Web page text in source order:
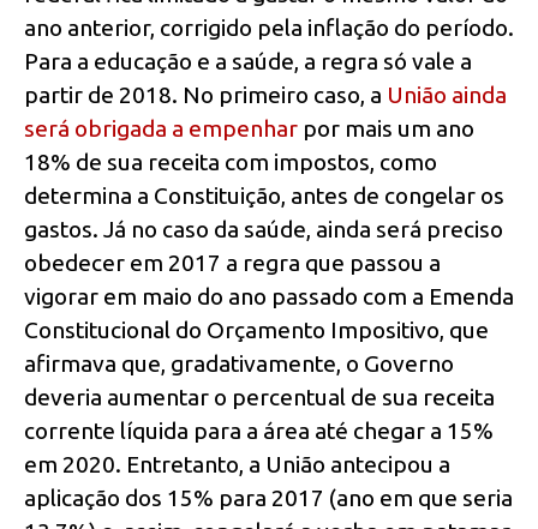
ano anterior, corrigido pela inflação do período.
Para a educação e a saúde, a regra só vale a
partir de 2018. No primeiro caso, a União ainda
será obrigada a empenhar por mais um ano
18% de sua receita com impostos, como
determina a Constituição, antes de congelar os
gastos. Já no caso da saúde, ainda será preciso
obedecer em 2017 a regra que passou a
vigorar em maio do ano passado com a Emenda
Constitucional do Orçamento Impositivo, que
afirmava que, gradativamente, o Governo
deveria aumentar o percentual de sua receita
corrente líquida para a área até chegar a 15%
em 2020. Entretanto, a União antecipou a
aplicação dos 15% para 2017 (ano em que seria